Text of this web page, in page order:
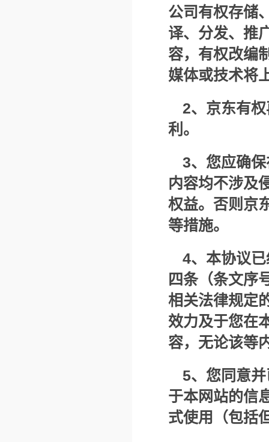
公司有权存储
译、分发、推
容，有权改编
媒体或技术将
2、京东有
利。
3、您应确
内容均不涉及
权益。否则京
等措施。
4、本协议
四条（条文序
相关法律规定
效力及于您在
容，无论该等
5、您同意
于本网站的信
式使用（包括